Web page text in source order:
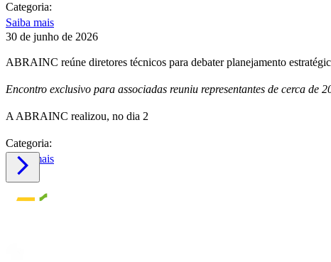
Categoria:
Saiba mais
30 de junho de 2026
ABRAINC reúne diretores técnicos para debater planejamento
Encontro exclusivo para associadas reuniu representantes de cerca de
A ABRAINC realizou, no dia 2
Categoria:
Saiba mais
